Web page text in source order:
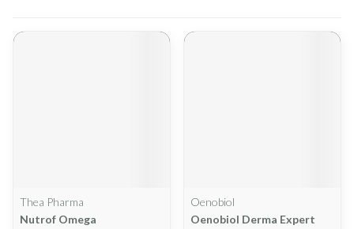
Thea Pharma
Nutrof Omega
Oenobiol
Oenobiol Derma Expert